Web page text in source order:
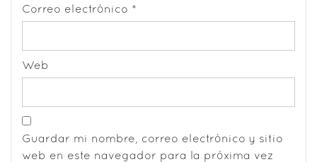
Correo electrónico *
Web
Guardar mi nombre, correo electrónico y sitio
web en este navegador para la próxima vez